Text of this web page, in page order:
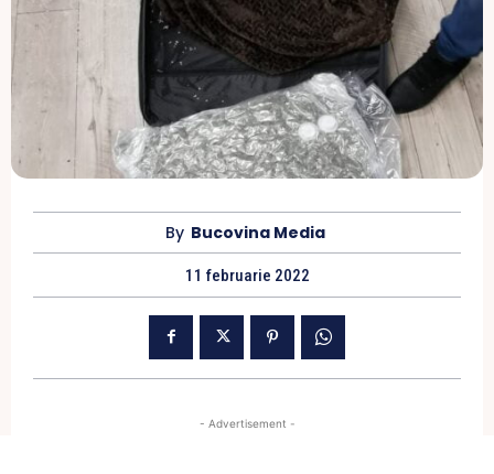
By Bucovina Media
11 februarie 2022
- Advertisement -